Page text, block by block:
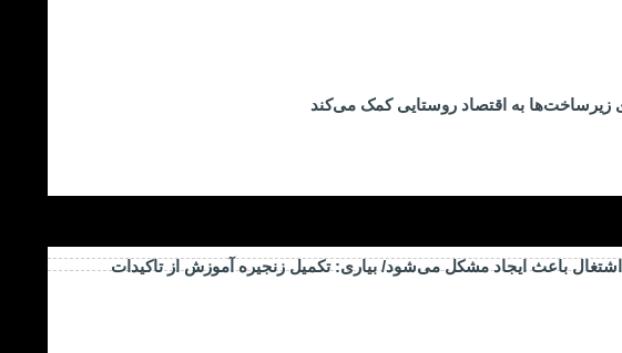
به اقتصاد روستایی کمک می‌کند
باعث ایجاد مشکل می‌شود/ بیاری: تکمیل زنجیره آموزش از تاکیدات